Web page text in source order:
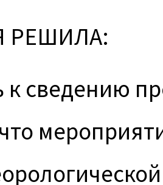
РЕШИЛА:
к сведению